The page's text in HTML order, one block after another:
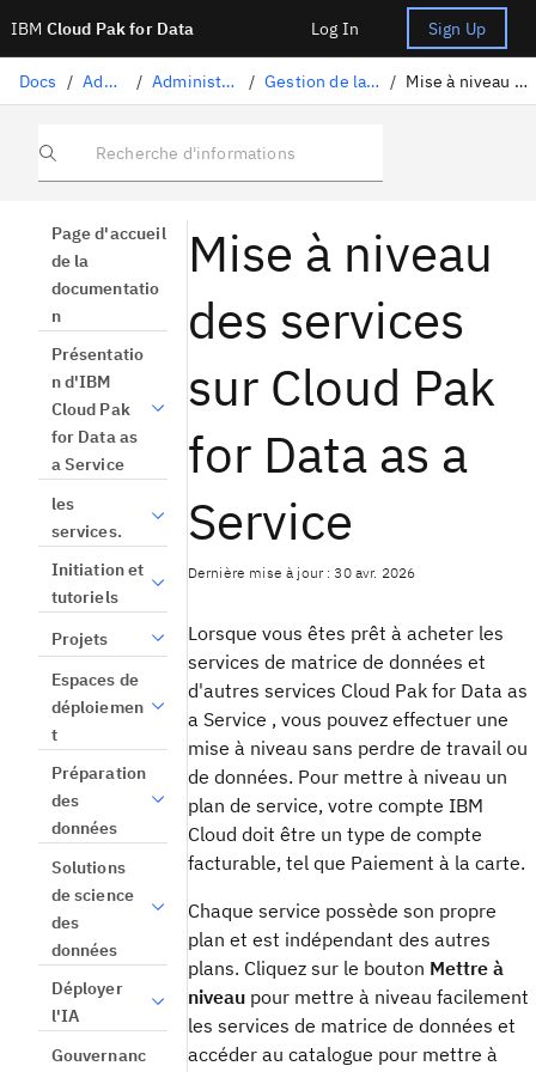
IBM Cloud Pak for Data Log In Sign Up
Docs / Administration / Administration sur IBM Cloud / Gestion de la plateforme sur IBM Cloud / Mise à niveau des services sur la plateforme
Recherche d'informations
Page d'accueil
de la
documentatio
n
Présentatio
n d'IBM
Cloud Pak
for Data as
a Service
les
services.
Initiation et
tutoriels
Projets
Espaces de
déploiemen
t
Préparation
des
données
Solutions
de science
des
données
Déployer
l'IA
Gouvernanc
Mise à niveau
des services
sur Cloud Pak
for Data as a
Service
Dernière mise à jour : 30 avr. 2026
Lorsque vous êtes prêt à acheter les
services de matrice de données et
d'autres services Cloud Pak for Data as
a Service , vous pouvez effectuer une
mise à niveau sans perdre de travail ou
de données. Pour mettre à niveau un
plan de service, votre compte IBM
Cloud doit être un type de compte
facturable, tel que Paiement à la carte.
Chaque service possède son propre
plan et est indépendant des autres
plans. Cliquez sur le bouton Mettre à
niveaupour mettre à niveau facilement
les services de matrice de données et
accéder au catalogue pour mettre à